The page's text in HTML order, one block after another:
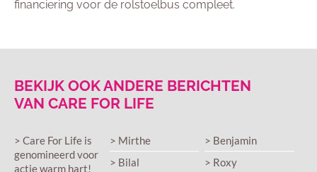
financiering voor de rolstoelbus compleet.
BEKIJK OOK ANDERE BERICHTEN
VAN CARE FOR LIFE
> Care For Life is
genomineerd voor
actie warm hart!
> Mirthe
> Benjamin
> Bilal
> Roxy